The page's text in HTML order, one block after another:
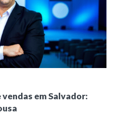
em Salvador: